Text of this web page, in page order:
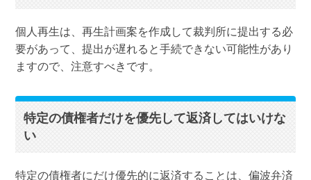
個人再生は、再生計画案を作成して裁判所に提出する必
要があって、提出が遅れると手続できない可能性があり
ますので、注意すべきです。
特定の債権者だけを優先して返済してはいけな
い
特定の債権者にだけ優先的に返済することは、偏波弁済